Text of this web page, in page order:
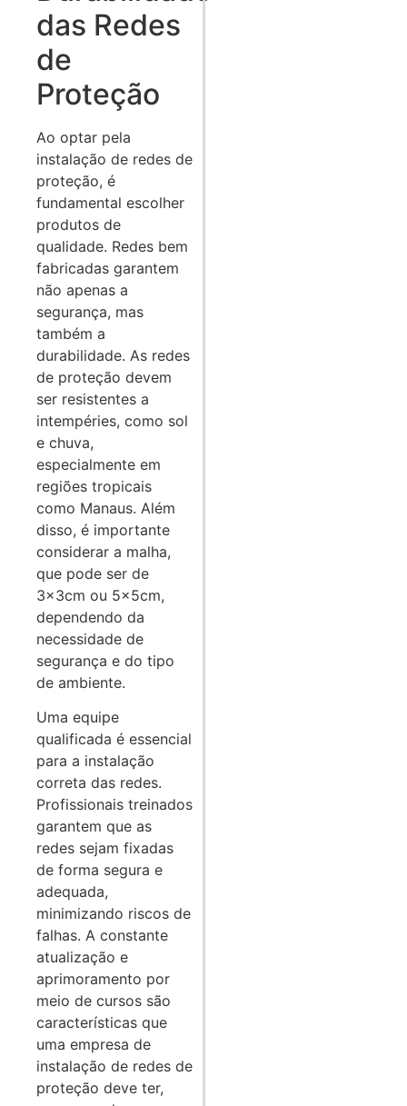
das Redes
de
Proteção
Ao optar pela
instalação de redes de
proteção, é
fundamental escolher
produtos de
qualidade. Redes bem
fabricadas garantem
não apenas a
segurança, mas
também a
durabilidade. As redes
de proteção devem
ser resistentes a
intempéries, como sol
e chuva,
especialmente em
regiões tropicais
como Manaus. Além
disso, é importante
considerar a malha,
que pode ser de
3x3cm ou 5x5cm,
dependendo da
necessidade de
segurança e do tipo
de ambiente.
Uma equipe
qualificada é essencial
para a instalação
correta das redes.
Profissionais treinados
garantem que as
redes sejam fixadas
de forma segura e
adequada,
minimizando riscos de
falhas. A constante
atualização e
aprimoramento por
meio de cursos são
características que
uma empresa de
instalação de redes de
proteção deve ter,